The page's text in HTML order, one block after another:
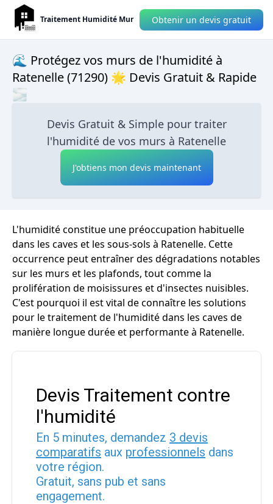
Traitement Humidité Mur Obtenir un devis gratuit
🌊 Protégez vos murs de l'humidité à
Ratenelle (71290) 🌟 Devis Gratuit & Rapide
🌫
Devis Gratuit & Simple pour traiter
l'humidité de vos murs à Ratenelle
J'obtiens mon devis maintenant
L'humidité constitue une préoccupation habituelle
dans les caves et les sous-sols à Ratenelle. Cette
occurrence peut entraîner des dégradations notables
sur les murs et les plafonds, tout comme la
prolifération de moisissures et d'insectes nuisibles.
C'est pourquoi il est vital de connaître les solutions
pour le traitement de l'humidité dans les caves de
manière longue durée et performante à Ratenelle.
Devis Traitement contre
l'humidité
En 5 minutes, demandez 3 devis
comparatifs aux professionnels dans
votre région.
Gratuit, sans pub et sans
engagement.